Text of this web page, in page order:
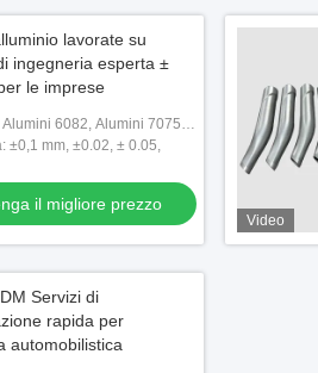
lavorate su
ingegneria esperta ±
le imprese
Alumini 6082, Alumini 7075,
Alumini 6061, rame,
±0,1 mm, ±0.02, ± 0.05,
il migliore prezzo
Video
Servizi di
rapida per
automobilistica